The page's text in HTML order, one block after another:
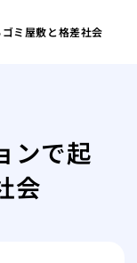
ミ屋敷と格差社会
ンで起
会